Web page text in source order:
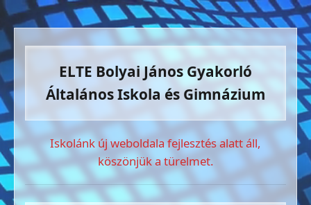
ELTE Bolyai János Gyakorló
Általános Iskola és Gimnázium
Iskolánk új weboldala fejlesztés alatt áll,
köszönjük a türelmet.